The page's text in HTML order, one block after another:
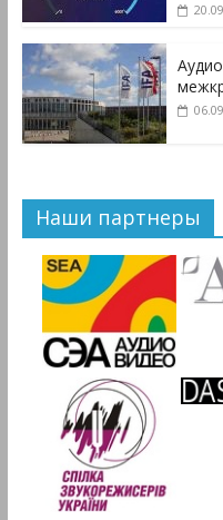
Наши партнеры